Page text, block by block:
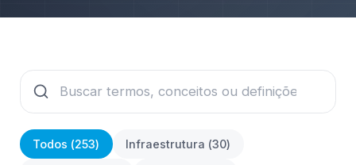
Todos (253) Infraestrutura (30)